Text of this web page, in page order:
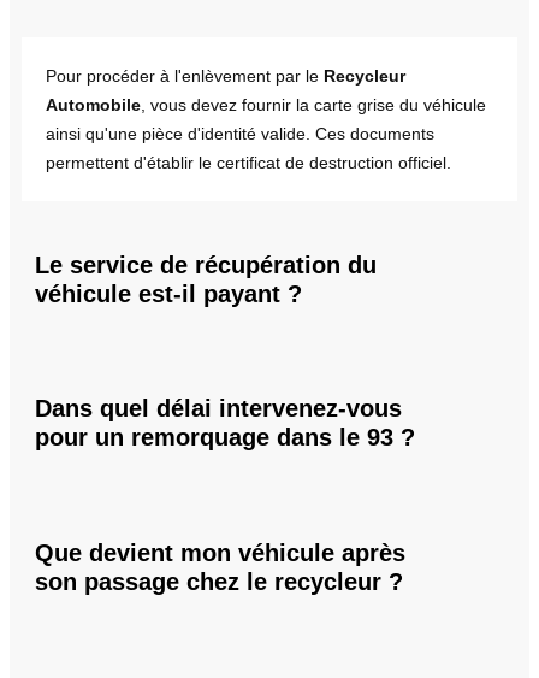
Pour procéder à l'enlèvement par le Recycleur
Automobile , vous devez fournir la carte grise du véhicule
ainsi qu'une pièce d'identité valide. Ces documents
permettent d'établir le certificat de destruction officiel.
Le service de récupération du
véhicule est-il payant ?
Dans quel délai intervenez-vous
pour un remorquage dans le 93 ?
Que devient mon véhicule après
son passage chez le recycleur ?